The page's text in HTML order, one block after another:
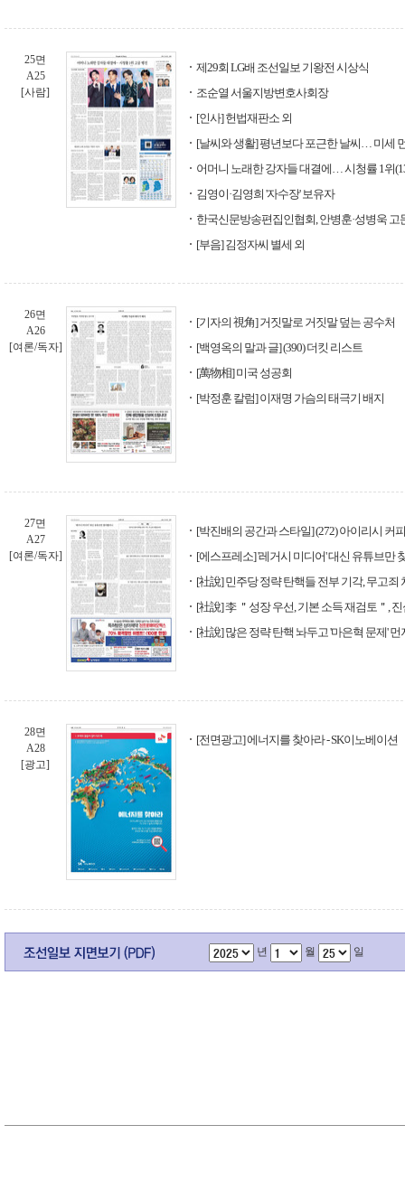
25면
A25
[사람]
제29회 LG배 조선일보 기왕전 시상식
조순열 서울지방변호사회장
[인사] 헌법재판소 외
[날씨와 생활] 평년보다 포근한 날씨… 미세
어머니 노래한 강자들 대결에… 시청률 1위
김영이·김영희 '자수장' 보유자
한국신문방송편집인협회, 안병훈·성병욱 고
[부음] 김정자씨 별세 외
26면
A26
[여론/독자]
[기자의 視角] 거짓말로 거짓말 덮는 공수처
[백영옥의 말과 글] (390) 더킷 리스트
[萬物相] 미국 성공회
[박정훈 칼럼] 이재명 가슴의 태극기 배지
27면
A27
[여론/독자]
[박진배의 공간과 스타일] (272) 아이리시 커피
[에스프레소] '레거시 미디어' 대신 유튜브만
[社說] 민주당 정략 탄핵들 전부 기각, 무고죄
[社說] 李 ＂성장 우선, 기본 소득 재검토＂,
[社說] 많은 정략 탄핵 놔두고 '마은혁 문제'
28면
A28
[광고]
[전면광고] 에너지를 찾아라 - SK이노베이션
년 월 일